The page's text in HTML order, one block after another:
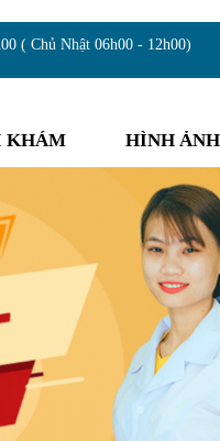
( Chủ Nhật 06h00 - 12h00)
KHÁM HÌNH ẢNH